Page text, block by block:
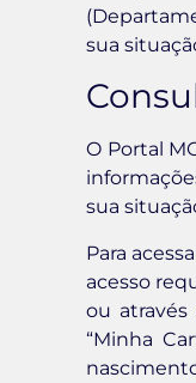
sua
O Portal
sua
Para
acesso
ou através
“Minha